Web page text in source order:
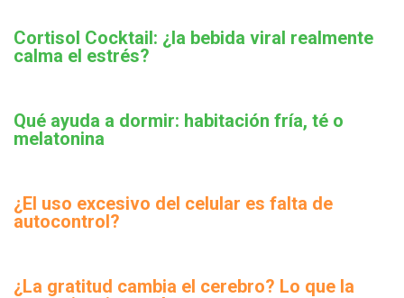
Cortisol Cocktail: ¿la bebida viral realmente
calma el estrés?
Qué ayuda a dormir: habitación fría, té o
melatonina
¿El uso excesivo del celular es falta de
autocontrol?
¿La gratitud cambia el cerebro? Lo que la